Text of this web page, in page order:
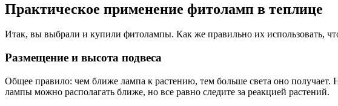
Практическое применение фитоламп в теплице
Итак, вы выбрали и купили фитолампы. Как же правильно их использовать,
Размещение и высота подвеса
Общее правило: чем ближе лампа к растению, тем больше света оно
лампы можно располагать ближе, но все равно следите за реакцией растений.